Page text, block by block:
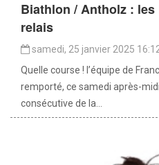
Biathlon / Antholz :
relais
samedi, 25 janvier 2025
Quelle course ! l’équipe de
remporté, ce samedi après-
consécutive de la...